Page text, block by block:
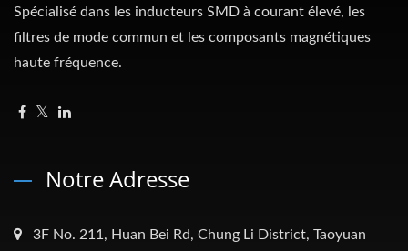
Spécialisé dans les inducteurs SMD à courant élevé, les
filtres de mode commun et les composants magnétiques
haute fréquence.
Notre Adresse
3F No. 211, Huan Bei Rd, Chung Li District, Taoyuan